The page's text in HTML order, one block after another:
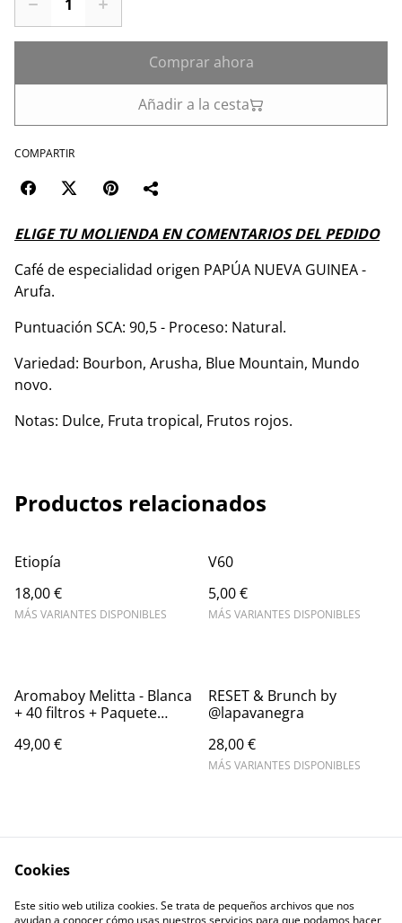
Comprar ahora
Añadir a la cesta
COMPARTIR
ELIGE TU MOLIENDA EN COMENTARIOS DEL PEDIDO
Café de especialidad origen PAPÚA NUEVA GUINEA -
Arufa.
Puntuación SCA: 90,5 - Proceso: Natural.
Variedad: Bourbon, Arusha, Blue Mountain, Mundo
novo.
Notas: Dulce, Fruta tropical, Frutos rojos.
Productos relacionados
Etiopía
18,00 €
MÁS VARIANTES DISPONIBLES
V60
5,00 €
MÁS VARIANTES DISPONIBLES
Aromaboy Melitta - Blanca
+ 40 filtros + Paquete
49,00 €
RESET & Brunch by
@lapavanegra
28,00 €
MÁS VARIANTES DISPONIBLES
Términos legales
Política de Privacidad
Cookies
Este sitio web utiliza cookies. Se trata de pequeños archivos que nos
ayudan a conocer cómo usas nuestros servicios para que podamos hacer